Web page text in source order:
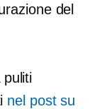
del
puliti
nel post su